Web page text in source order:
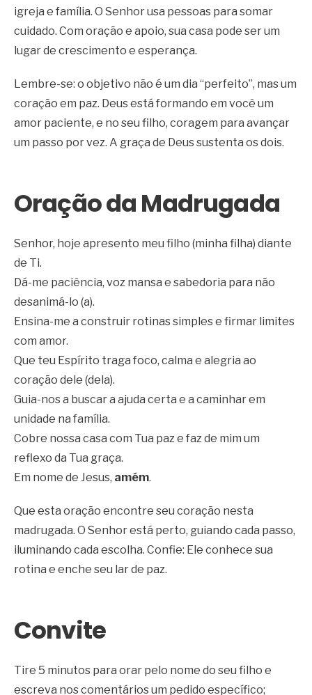
igreja e família. O Senhor usa pessoas para somar
cuidado. Com oração e apoio, sua casa pode ser um
lugar de crescimento e esperança.
Lembre-se: o objetivo não é um dia “perfeito”, mas um
coração em paz. Deus está formando em você um
amor paciente, e no seu filho, coragem para avançar
um passo por vez. A graça de Deus sustenta os dois.
Oração da Madrugada
Senhor, hoje apresento meu filho (minha filha) diante
de Ti.
Dá-me paciência, voz mansa e sabedoria para não
desanimá-lo (a).
Ensina-me a construir rotinas simples e firmar limites
com amor.
Que teu Espírito traga foco, calma e alegria ao
coração dele (dela).
Guia-nos a buscar a ajuda certa e a caminhar em
unidade na família.
Cobre nossa casa com Tua paz e faz de mim um
reflexo da Tua graça.
Em nome de Jesus, amém.
Que esta oração encontre seu coração nesta
madrugada. O Senhor está perto, guiando cada passo,
iluminando cada escolha. Confie: Ele conhece sua
rotina e enche seu lar de paz.
Convite
Tire 5 minutos para orar pelo nome do seu filho e
escreva nos comentários um pedido específico;